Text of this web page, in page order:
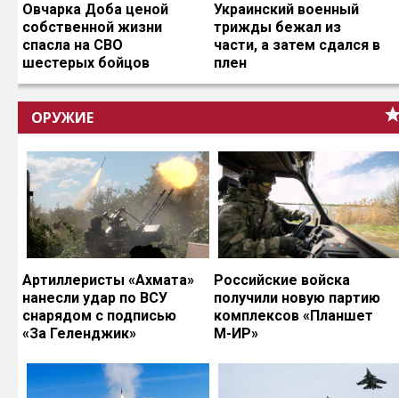
Овчарка Доба ценой
собственной жизни
спасла на СВО
шестерых бойцов
Украинский военный
трижды бежал из
части, а затем сдался в
плен
ОРУЖИЕ
Артиллеристы «Ахмата»
нанесли удар по ВСУ
снарядом с подписью
«За Геленджик»
Российские войска
получили новую партию
комплексов «Планшет
М-ИР»